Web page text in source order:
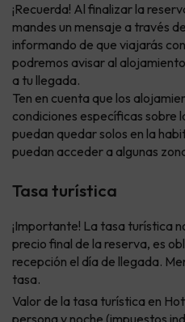
¡Recuerda! Al finalizar la
mandes un mensaje a través
informando de que viajarás
podremos avisar al
a tu llegada.
Ten en cuenta que los
condiciones específicas sobre
puedan quedar solos en la
puedan acceder a algunas
Tasa turística
¡Importante! La tasa turística
precio final de la reserva, es
recepción el día de llegada.
tasa.
Valor de la tasa turística en